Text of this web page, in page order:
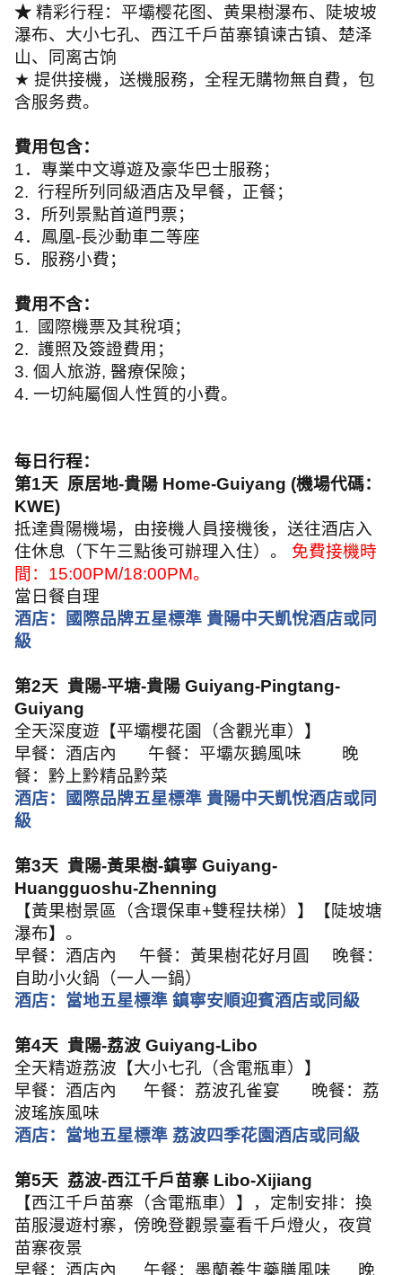
★ 精彩行程：平壩樱花图、黄果樹瀑布、陡坡坡
瀑布、大小七孔、西江千戶苗寨镇谏古镇、楚泽
山、同离古饷
★ 提供接機，送機服務，全程无購物無自費，包
含服务费。
費用包含：
1．專業中文導遊及豪华巴士服務；
2. 行程所列同級酒店及早餐，正餐；
3．所列景點首道門票；
4．鳳凰-長沙動車二等座
5．服務小費；
費用不含：
1.
國際機票及其稅項；
2. 護照及簽證費用；
3. 個人旅游, 醫療保險；
4. 一切純屬個人性質的小費。
每日行程：
第1天 原居地-貴陽 Home-Guiyang (機場代碼：
KWE)
抵達貴陽機場，由接機人員接機後，送往酒店入
住休息（下午三點後可辦理入住）。 免費接機時
間： 15:00PM/18:00PM。
當日餐自理
酒店：國際品牌五星標準 貴陽中天凱悅酒店或同
級
第2天 貴陽-平塘-貴陽 Guiyang-Pingtang-
Guiyang
全天深度遊【平壩櫻花園（含觀光車）】
早餐：酒店內
午餐：平壩灰鵝風味
晚
餐：黔上黔精品黔菜
酒店：國際品牌五星標準 貴陽中天凱悅酒店或同
級
第3天 貴陽-黃果樹-鎮寧 Guiyang-
Huangguoshu-Zhenning
【黃果樹景區（含環保車+雙程扶梯）】【陡坡塘
瀑布】。
早餐：酒店內
午餐：黃果樹花好月圓
晚餐：
自助小火鍋（一人一鍋）
酒店：當地五星標準 鎮寧安順迎賓酒店或同級
第4天 貴陽-荔波 Guiyang-Libo
全天精遊荔波【大小七孔（含電瓶車）】
早餐：酒店內
午餐：荔波孔雀宴
晚餐：荔
波瑤族風味
酒店：當地五星標準 荔波四季花園酒店或同級
第5天 荔波-西江千戶苗寨 Libo-Xijiang
【西江千戶苗寨（含電瓶車）】，定制安排：換
苗服漫遊村寨，傍晚登觀景臺看千戶燈火，夜賞
苗寨夜景
早餐：酒店內
午餐：墨蘭養生藥膳風味 晚